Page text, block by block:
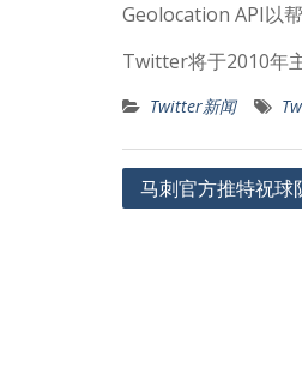
Geolocation API以
Twitter将于2010年
Twitter新闻
文马刺官方推特祝球